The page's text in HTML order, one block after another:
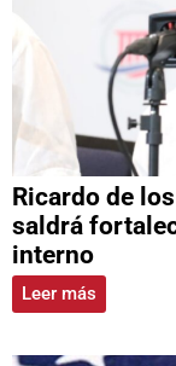
Ricardo de
saldrá
interno
Leer más